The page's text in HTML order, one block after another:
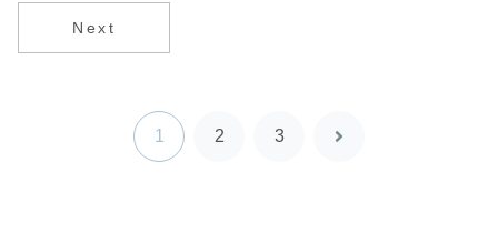
Next
1 2 3
次